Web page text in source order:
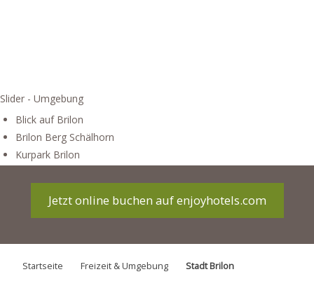
Slider - Umgebung
Blick auf Brilon
Brilon Berg Schälhorn
Kurpark Brilon
Jetzt online buchen auf enjoyhotels.com
Startseite Freizeit & Umgebung Stadt Brilon